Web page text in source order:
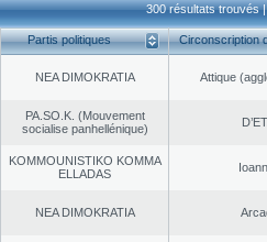
300 résultats trouvés
Partis politiques Circonscription
NEA DΙMOKRATIA Αttique
PA.SO.K. (Mouvement
socialise panhellénique)
KOMMOUNISTIKO KOMMA
ELLADAS
NEA DΙMOKRATIA